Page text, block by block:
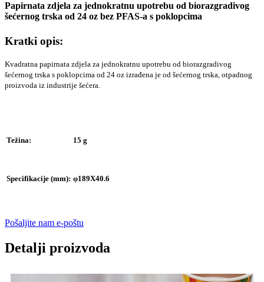
Papirnata zdjela za jednokratnu upotrebu od biorazgradivog
šećernog trska od 24 oz bez PFAS-a s poklopcima
Kratki opis:
Kvadratna papirnata zdjela za jednokratnu upotrebu od biorazgradivog
šećernog trska s poklopcima od 24 oz izrađena je od šećernog trska, otpadnog
proizvoda iz industrije šećera.
Težina: 15 g
Specifikacije (mm): φ189X40.6
Pošaljite nam e-poštu
Detalji proizvoda